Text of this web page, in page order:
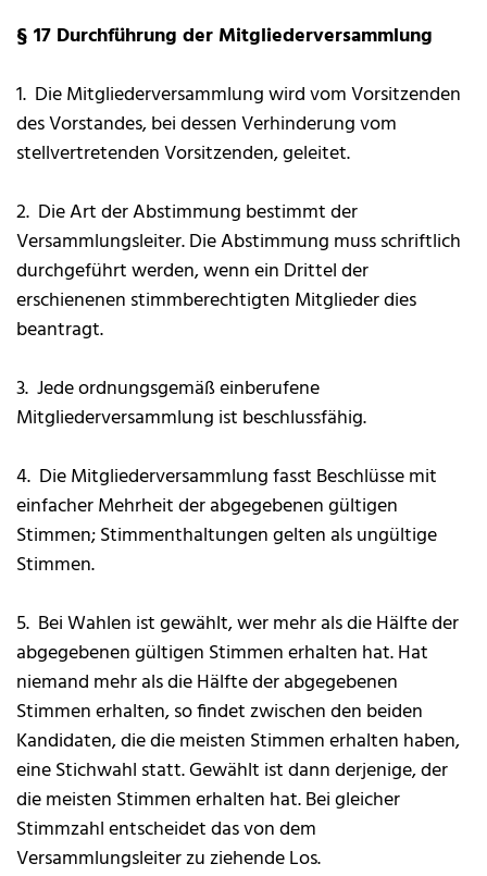
§ 17 Durchführung der Mitgliederversammlung
1. Die Mitgliederversammlung wird vom Vorsitzenden
des Vorstandes, bei dessen Verhinderung vom
stellvertretenden Vorsitzenden, geleitet.
2. Die Art der Abstimmung bestimmt der
Versammlungsleiter. Die Abstimmung muss schriftlich
durchgeführt werden, wenn ein Drittel der
erschienenen stimmberechtigten Mitglieder dies
beantragt.
3. Jede ordnungsgemäß einberufene
Mitgliederversammlung ist beschlussfähig.
4. Die Mitgliederversammlung fasst Beschlüsse mit
einfacher Mehrheit der abgegebenen gültigen
Stimmen; Stimmenthaltungen gelten als ungültige
Stimmen.
5. Bei Wahlen ist gewählt, wer mehr als die Hälfte der
abgegebenen gültigen Stimmen erhalten hat. Hat
niemand mehr als die Hälfte der abgegebenen
Stimmen erhalten, so findet zwischen den beiden
Kandidaten, die die meisten Stimmen erhalten haben,
eine Stichwahl statt. Gewählt ist dann derjenige, der
die meisten Stimmen erhalten hat. Bei gleicher
Stimmzahl entscheidet das von dem
Versammlungsleiter zu ziehende Los.